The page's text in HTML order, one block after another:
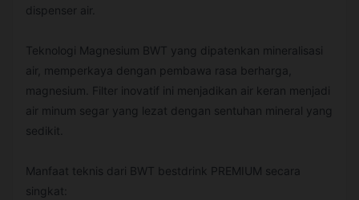
dispenser air.
Teknologi Magnesium BWT yang dipatenkan mineralisasi
air, memperkaya dengan pembawa rasa berharga,
magnesium. Filter inovatif ini menjadikan air keran menjadi
air minum segar yang lezat dengan sentuhan mineral yang
sedikit.
Manfaat teknis dari BWT bestdrink PREMIUM secara
singkat: